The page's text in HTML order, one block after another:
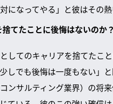
になってやる」と彼はその熱
てたことに後悔はないの
してのキャリアを捨てたこ
しでも後悔は一度もない」
ンサルティング業界）の将